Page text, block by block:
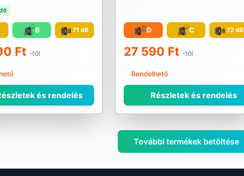
B 71 dB
Ft -tól
és rendelés
D C 72 dB
27 590 Ft -tól
Rendelhető
Részletek és rendelés
További termékek betöltése